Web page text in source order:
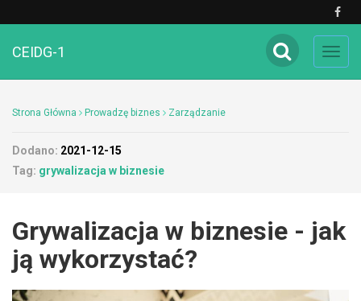
CEIDG-1
Strona Główna Prowadzę biznes Zarządzanie
Dodano: 2021-12-15
Tag: grywalizacja w biznesie
Grywalizacja w biznesie - jak
ją wykorzystać?